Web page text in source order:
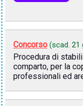
Concorso (scad. 21
Procedura di
comparto, per la
professionali ed